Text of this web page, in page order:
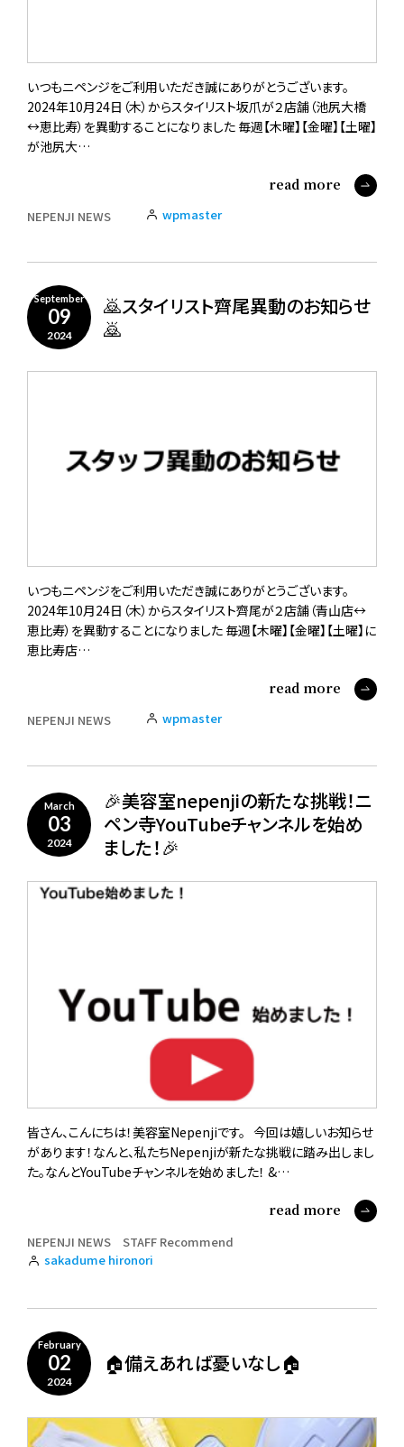
いつもニペンジをご利用いただき誠にありがとうございます。
2024年10月24日（木）からスタイリスト坂爪が２店舗（池尻大橋
↔︎恵比寿）を異動することになりました 毎週【木曜】【金曜】【土曜】
が池尻大…
read more
NEPENJI NEWS wpmaster
September
09
2024
🙇スタイリスト齊尾異動のお知らせ
🙇
いつもニペンジをご利用いただき誠にありがとうございます。
2024年10月24日（木）からスタイリスト齊尾が２店舗（青山店↔︎
恵比寿）を異動することになりました 毎週【木曜】【金曜】【土曜】に
恵比寿店…
read more
NEPENJI NEWS wpmaster
March
03
2024
🎉美容室nepenjiの新たな挑戦！ニ
ペン寺YouTubeチャンネルを始め
ました！🎉
皆さん、こんにちは！美容室Nepenjiです。 今回は嬉しいお知らせ
があります！なんと、私たちNepenjiが新たな挑戦に踏み出しまし
た。なんとYouTubeチャンネルを始めました！ &…
read more
NEPENJI NEWS
STAFF Recommend
sakadume hironori
February
02
2024
🏠備えあれば憂いなし🏠